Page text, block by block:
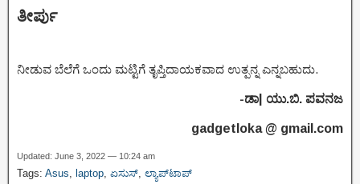
ತೀರ್ಪು
ನೀಡುವ ಬೆಲೆಗೆ ಒಂದು ಮಟ್ಟಿಗೆ ತೃಪ್ತಿದಾಯಕವಾದ ಉತ್ಪನ್ನ ಎನ್ನಬಹುದು.
-ಡಾ| ಯು.ಬಿ. ಪವನಜ
gadgetloka @ gmail.com
Updated: June 3, 2022 — 10:24 am
Tags: Asus, laptop, ಏಸುಸ್, ಲ್ಯಾಪ್‌ಟಾಪ್